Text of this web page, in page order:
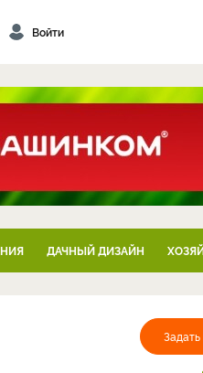
Войти
ДАЧНЫЙ ДИЗАЙН